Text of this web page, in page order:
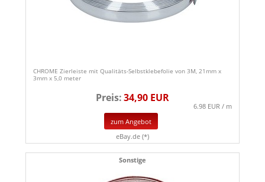
CHROME Zierleiste mit Qualitäts-Selbstklebefolie von 3M, 21mm x
3mm x 5,0 meter
Preis:34,90 EUR
6.98 EUR / m
zum Angebot
eBay.de (*)
Sonstige